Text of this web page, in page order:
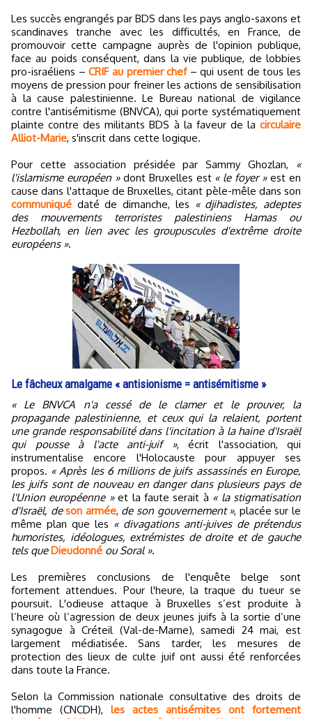
Les succès engrangés par BDS dans les pays anglo-saxons et
scandinaves tranche avec les difficultés, en France, de
promouvoir cette campagne auprès de l'opinion publique,
face au poids conséquent, dans la vie publique, de lobbies
pro-israéliens –CRIF au premier chef– qui usent de tous les
moyens de pression pour freiner les actions de sensibilisation
à la cause palestinienne. Le Bureau national de vigilance
contre l'antisémitisme (BNVCA), qui porte systématiquement
plainte contre des militants BDS à la faveur de la circulaire
Alliot-Marie, s'inscrit dans cette logique.
Pour cette association présidée par Sammy Ghozlan,
«
l'islamisme européen »dont Bruxelles est « le foyer »est en
cause dans l'attaque de Bruxelles, citant pèle-mêle dans son
communiqué daté de dimanche, les « djihadistes, adeptes
des mouvements terroristes palestiniens Hamas ou
Hezbollah, en lien avec les groupuscules d'extrême droite
européens ».
Le fâcheux amalgame « antisionisme = antisémitisme »
« Le BNVCA n'a cessé de le clamer et le prouver, la
propagande palestinienne, et ceux qui la relaient, portent
une grande responsabilité dans l'incitation à la haine d'Israël
qui pousse à l'acte anti-juif », écrit l'association, qui
instrumentalise encore l'Holocauste pour appuyer ses
propos. « Après les 6 millions de juifs assassinés en Europe,
les juifs sont de nouveau en danger dans plusieurs pays de
l'Union européenne »et la faute serait à « la stigmatisation
d'Israël, de son armée, de son gouvernement », placée sur le
même plan que les « divagations anti-juives de prétendus
humoristes, idéologues, extrémistes de droite et de gauche
tels que Dieudonné ou Soral ».
Les premières conclusions de l'enquête belge sont
fortement attendues. Pour l'heure, la traque du tueur se
poursuit. L'odieuse attaque à Bruxelles s’est produite à
l’heure où l’agression de deux jeunes juifs à la sortie d’une
synagogue à Créteil (Val-de-Marne), samedi 24 mai, est
largement médiatisée. Sans tarder, les mesures de
protection des lieux de culte juif ont aussi été renforcées
dans toute la France.
Selon la Commission nationale consultative des droits de
l'homme (CNCDH), les actes antisémites ont fortement